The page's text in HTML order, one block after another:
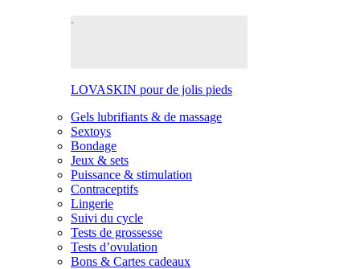
LOVASKIN pour de jolis pieds
Gels lubrifiants & de massage
Sextoys
Bondage
Jeux & sets
Puissance & stimulation
Contraceptifs
Lingerie
Suivi du cycle
Tests de grossesse
Tests d’ovulation
Bons & Cartes cadeaux